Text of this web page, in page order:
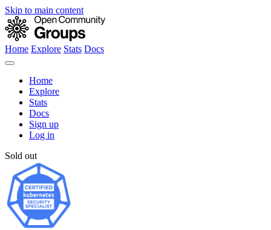
Skip to main content
Home Explore Stats Docs
Home
Explore
Stats
Docs
Sign up
Log in
Sold out